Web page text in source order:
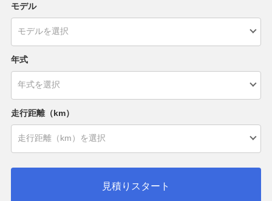
モデル
年式
走行距離（km）
見積りスタート